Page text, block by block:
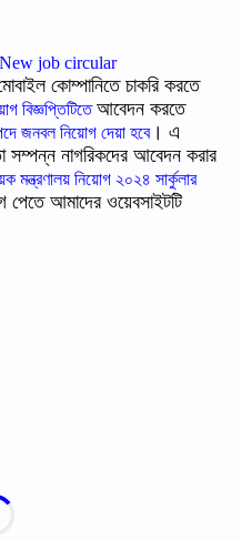
(New job circular
কোম্পানিতে চাকরি করতে
বিজ্ঞপ্তিটিতে আবেদন করতে
জনবল নিয়োগ দেয়া হবে। এ
সম্পন্ন নাগরিকদের আবেদন করার
মন্ত্রণালয় নিয়োগ ২০২৪ সার্কুলার
আমাদের ওয়েবসাইটটি